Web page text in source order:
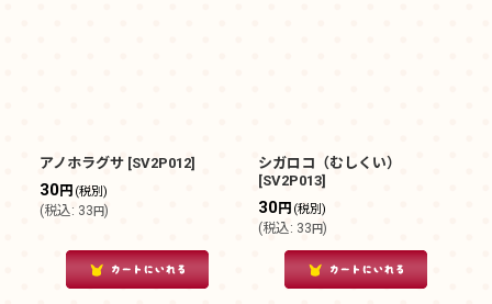
アノホラグサ [SV2P012]
30円 (税別)
(税込: 33円)
シガロコ（むしくい）
[SV2P013]
30円 (税別)
(税込: 33円)